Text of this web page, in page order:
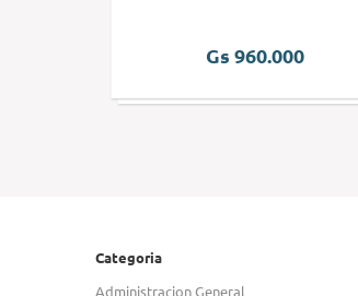
Gs 960.000
Categoria
Administracion General